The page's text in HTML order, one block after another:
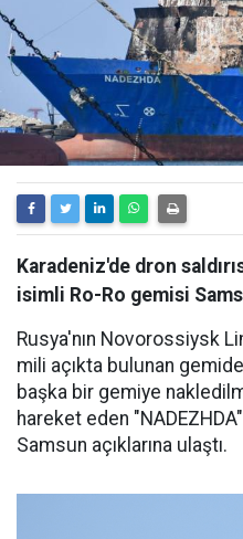
Karadeniz'de dron
isimli Ro-Ro gemisi
Rusya'nın Novorossiysk
mili açıkta bulunan
başka bir gemiye
hareket eden
Samsun açıklarına ulaştı.